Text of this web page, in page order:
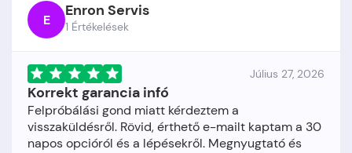
E Enron Servis
1 Értékelések
Július 27, 2026
Korrekt garancia infó
Felpróbálási gond miatt kérdeztem a
visszaküldésről. Rövid, érthető e-mailt kaptam a 30
napos opcióról és a lépésekről. Megnyugtató és